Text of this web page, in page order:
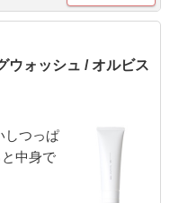
ウォッシュ / オルビス
しつっぱ
中身で